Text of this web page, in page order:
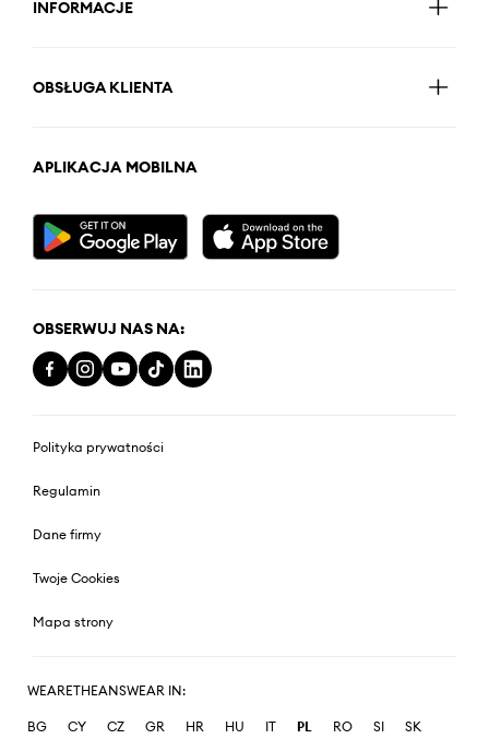
INFORMACJE
OBSŁUGA KLIENTA
APLIKACJA MOBILNA
OBSERWUJ NAS NA:
Polityka prywatności
Regulamin
Dane firmy
Twoje Cookies
Mapa strony
WEARETHEANSWEAR IN:
BG CY CZ GR HR HU IT PL RO SI SK